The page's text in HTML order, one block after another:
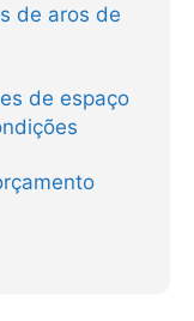
de aros de
de espaço